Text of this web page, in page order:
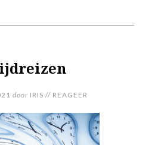
door IRIS // REAGEER